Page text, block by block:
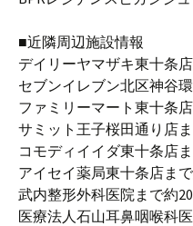
■近隣周辺施設情報
デイリーヤマザキ東十条
セブンイレブン北区神谷
ファミリーマート東十条
サミット王子桜田通り店
コモディイイダ東十条店
アイセイ薬局東十条店ま
武内整形外科医院まで約
医療法人石山耳鼻咽喉科